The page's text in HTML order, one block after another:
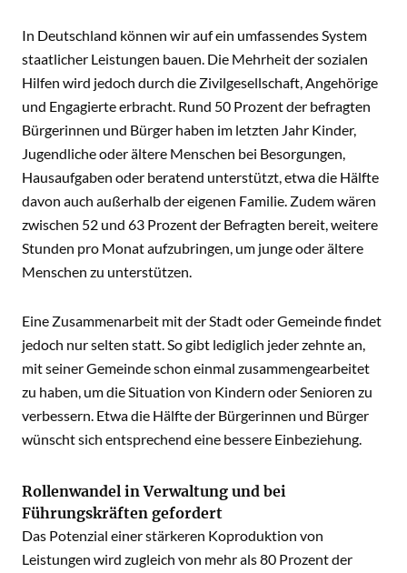
In Deutschland können wir auf ein umfassendes System
staatlicher Leistungen bauen. Die Mehrheit der sozialen
Hilfen wird jedoch durch die Zivilgesellschaft, Angehörige
und Engagierte erbracht. Rund 50 Prozent der befragten
Bürgerinnen und Bürger haben im letzten Jahr Kinder,
Jugendliche oder ältere Menschen bei Besorgungen,
Hausaufgaben oder beratend unterstützt, etwa die Hälfte
davon auch außerhalb der eigenen Familie. Zudem wären
zwischen 52 und 63 Prozent der Befragten bereit, weitere
Stunden pro Monat aufzubringen, um junge oder ältere
Menschen zu unterstützen.
Eine Zusammenarbeit mit der Stadt oder Gemeinde findet
jedoch nur selten statt. So gibt lediglich jeder zehnte an,
mit seiner Gemeinde schon einmal zusammengearbeitet
zu haben, um die Situation von Kindern oder Senioren zu
verbessern. Etwa die Hälfte der Bürgerinnen und Bürger
wünscht sich entsprechend eine bessere Einbeziehung.
Rollenwandel in Verwaltung und bei
Führungskräften gefordert
Das Potenzial einer stärkeren Koproduktion von
Leistungen wird zugleich von mehr als 80 Prozent der